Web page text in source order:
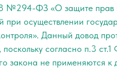
№294-ФЗ «О защите прав
при осуществлении
Данный довод
поскольку согласно п.3
закона не применяются к